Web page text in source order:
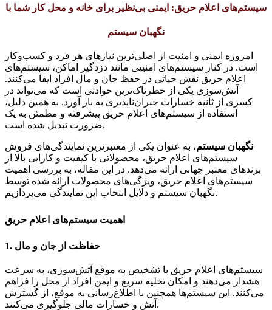
سیستم‌های اعلام حریق: ایمنی بی‌نظیر برای خانه و محل کار شما با
نگهبان سیستم
امروزه ایمنی و امنیت از اصلی‌ترین نیازهای هر فرد و کسب‌وکار
است. در کنار سیستم‌های امنیتی مانند دزدگیر اماکن، سیستم‌های
اعلام حریق نقش حیاتی در حفظ جان و مال افراد ایفا می‌کنند.
آتش‌سوزی یکی از خطرناک‌ترین حوادثی است که می‌تواند در
کسری از ثانیه خسارات جبران‌ناپذیری به بار آورد. به همین دلیل،
استفاده از سیستم‌های اعلام حریق پیشرفته و مطمئن به یک
ضرورت تبدیل شده است.
نگهبان سیستم، به عنوان یکی از معتبرترین نمایندگی‌های فروش
سیستم‌های اعلام حریق، محصولاتی با کیفیت و کارایی بالا از
برندهای معتبر جهانی ارائه می‌دهد. در این مقاله، به بررسی اهمیت
سیستم‌های اعلام حریق، ویژگی‌های محصولات ارائه شده توسط
نگهبان سیستم و دلایل انتخاب این نمایندگی می‌پردازیم.
اهمیت سیستم‌های اعلام حریق
1. حفاظت از جان و مال
سیستم‌های اعلام حریق با تشخیص به موقع آتش‌سوزی، به سرعت
هشدار می‌دهند و امکان تخلیه سریع و ایمن افراد از محل را فراهم
می‌کنند. این سیستم‌ها همچنین با اطلاع‌رسانی به موقع، از گسترش
آتش و خسارات مالی جلوگیری می‌کنند.